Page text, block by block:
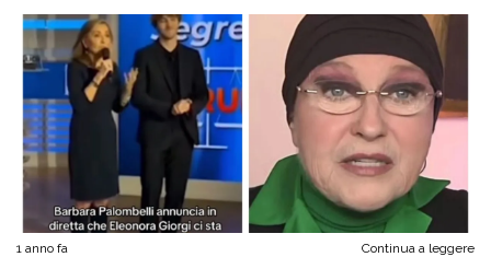
1 anno fa Continua a leggere